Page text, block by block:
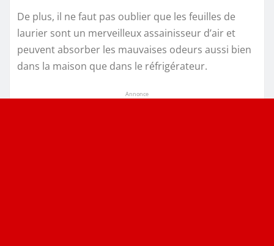
De plus, il ne faut pas oublier que les feuilles de
laurier sont un merveilleux assainisseur d’air et
peuvent absorber les mauvaises odeurs aussi bien
dans la maison que dans le réfrigérateur.
Annonce